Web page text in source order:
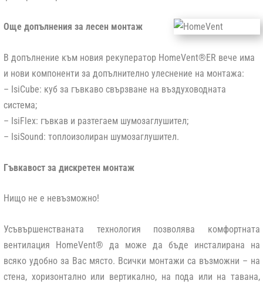
Още допълнения за лесен монтаж
В допълнение към новия рекуператор HomeVent®ER вече има
и нови компоненти за допълнително улеснение на монтажа:
– IsiCube: куб за гъвкаво свързване на въздуховодната
система;
– IsiFlex: гъвкав и разтегаем шумозаглушител;
– IsiSound: топлоизолиран шумозаглушител.
Гъвкавост за дискретен монтаж
Нищо не е невъзможно!
Усъвършенстваната технология позволява комфортната
вентилация HomeVent® да може да бъде инсталирана на
всяко удобно за Вас място. Всички монтажи са възможни – на
стена, хоризонтално или вертикално, на пода или на тавана,